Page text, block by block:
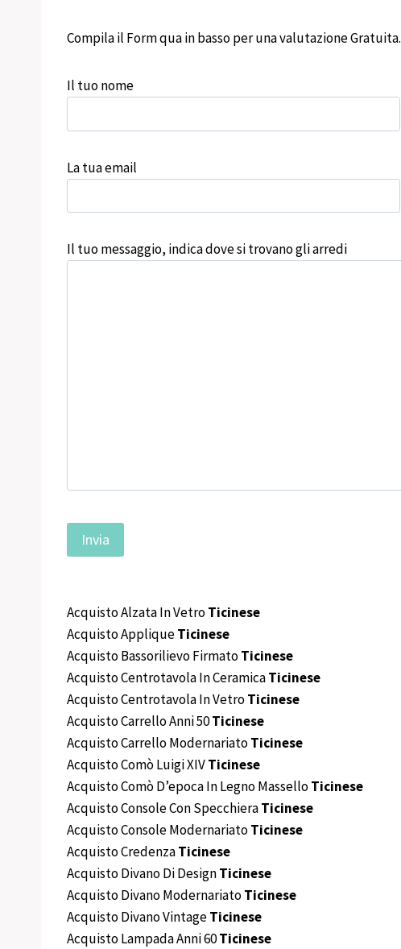
Compila il Form qua in basso per una valutazione Gratuita.
Il tuo nome
La tua email
Il tuo messaggio, indica dove si trovano gli arredi
Acquisto Alzata In VetroTicinese
Acquisto AppliqueTicinese
Acquisto Bassorilievo FirmatoTicinese
Acquisto Centrotavola In CeramicaTicinese
Acquisto Centrotavola In VetroTicinese
Acquisto Carrello Anni 50Ticinese
Acquisto Carrello ModernariatoTicinese
Acquisto Comò Luigi XIVTicinese
Acquisto Comò D’epoca In Legno MasselloTicinese
Acquisto Console Con SpecchieraTicinese
Acquisto Console ModernariatoTicinese
Acquisto CredenzaTicinese
Acquisto Divano Di DesignTicinese
Acquisto Divano ModernariatoTicinese
Acquisto Divano VintageTicinese
Acquisto Lampada Anni 60Ticinese